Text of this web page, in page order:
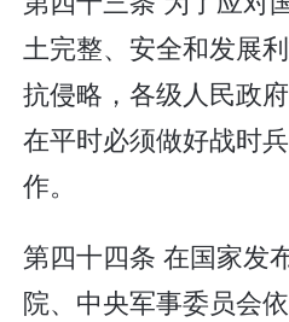
土完整、安全和发展
抗侵略，各级人民政
在平时必须做好战时
作。
第四十四条 在国家发
院、中央军事委员会